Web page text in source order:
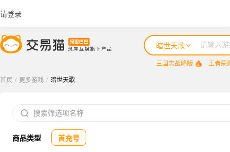
请登录
暗世天歌
三国志战略版 王者荣
首页 / 更多游戏 / 暗世天歌

商品类型 首充号